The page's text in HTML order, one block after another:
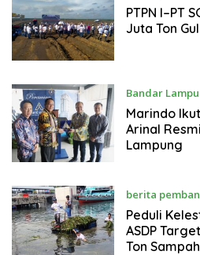
PTPN I–PT
Juta Ton
Bandar
Mei 11, 2024
Marindo
Arinal
Lampung
berita
Peduli
ASDP
Ton